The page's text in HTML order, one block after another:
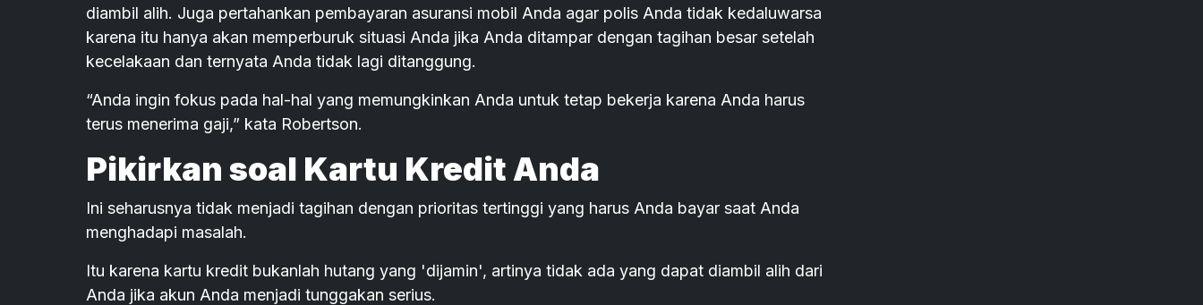
diambil alih. Juga pertahankan pembayaran asuransi mobil Anda agar polis Anda tidak kedaluwarsa
karena itu hanya akan memperburuk situasi Anda jika Anda ditampar dengan tagihan besar setelah
kecelakaan dan ternyata Anda tidak lagi ditanggung.
“Anda ingin fokus pada hal-hal yang memungkinkan Anda untuk tetap bekerja karena Anda harus
terus menerima gaji,” kata Robertson.
Pikirkan soal Kartu Kredit Anda
Ini seharusnya tidak menjadi tagihan dengan prioritas tertinggi yang harus Anda bayar saat Anda
menghadapi masalah.
Itu karena kartu kredit bukanlah hutang yang 'dijamin', artinya tidak ada yang dapat diambil alih dari
Anda jika akun Anda menjadi tunggakan serius.